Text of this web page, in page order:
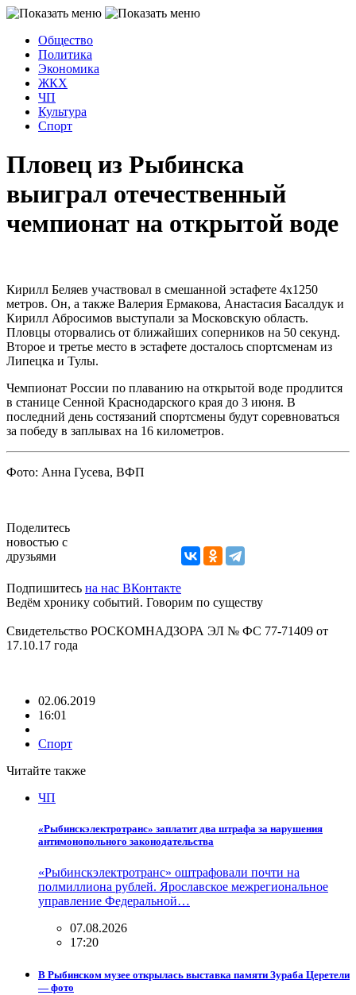
Общество
Политика
Экономика
ЖКХ
ЧП
Культура
Спорт
Пловец из Рыбинска
выиграл отечественный
чемпионат на открытой воде
Кирилл Беляев участвовал в смешанной эстафете 4х1250
метров. Он, а также Валерия Ермакова, Анастасия Басалдук и
Кирилл Абросимов выступали за Московскую область.
Пловцы оторвались от ближайших соперников на 50 секунд.
Второе и третье место в эстафете досталось спортсменам из
Липецка и Тулы.
Чемпионат России по плаванию на открытой воде продлится
в станице Сенной Краснодарского края до 3 июня. В
последний день состязаний спортсмены будут соревноваться
за победу в заплывах на 16 километров.
Фото: Анна Гусева, ВФП
Поделитесь
новостью с
друзьями
Подпишитесь на нас ВКонтакте
Ведём хронику событий. Говорим по существу
Свидетельство РОСКОМНАДЗОРА ЭЛ № ФС 77-71409 от
17.10.17 года
02.06.2019
16:01
Спорт
Читайте также
ЧП
«Рыбинскэлектротранс» заплатит два штрафа за нарушения
антимонопольного законодательства
«Рыбинскэлектротранс» оштрафовали почти на
полмиллиона рублей. Ярославское межрегиональное
управление Федеральной…
07.08.2026
17:20
В Рыбинском музее открылась выставка памяти Зураба Церетели
— фото